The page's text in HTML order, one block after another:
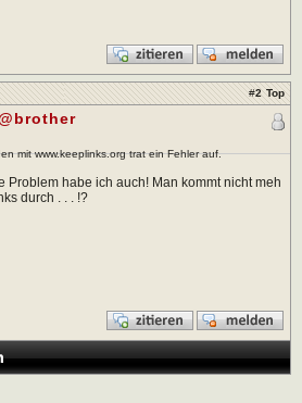
#2 Top
mit www.keeplinks.org trat ein Fehler auf.
Problem habe ich auch! Man kommt nicht meh
durch . . . !?